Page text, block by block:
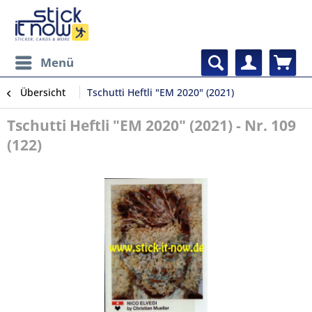
Menü
Übersicht Tschutti Heftli "EM 2020" (2021)
Tschutti Heftli "EM 2020" (2021) - Nr. 109
(122)